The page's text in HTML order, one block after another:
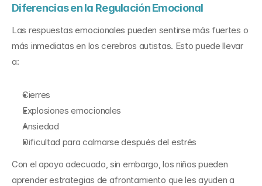
Diferencias en la Regulación Emocional
Las respuestas emocionales pueden sentirse más fuertes o
más inmediatas en los cerebros autistas. Esto puede llevar
a:
Cierres
Explosiones emocionales
Ansiedad
Dificultad para calmarse después del estrés
Con el apoyo adecuado, sin embargo, los niños pueden
aprender estrategias de afrontamiento que les ayuden a